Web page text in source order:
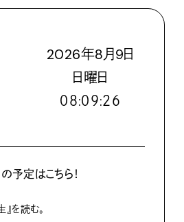
2026年8月9日
日曜日
０８:０９:２８
予定はこちら！
を読む。